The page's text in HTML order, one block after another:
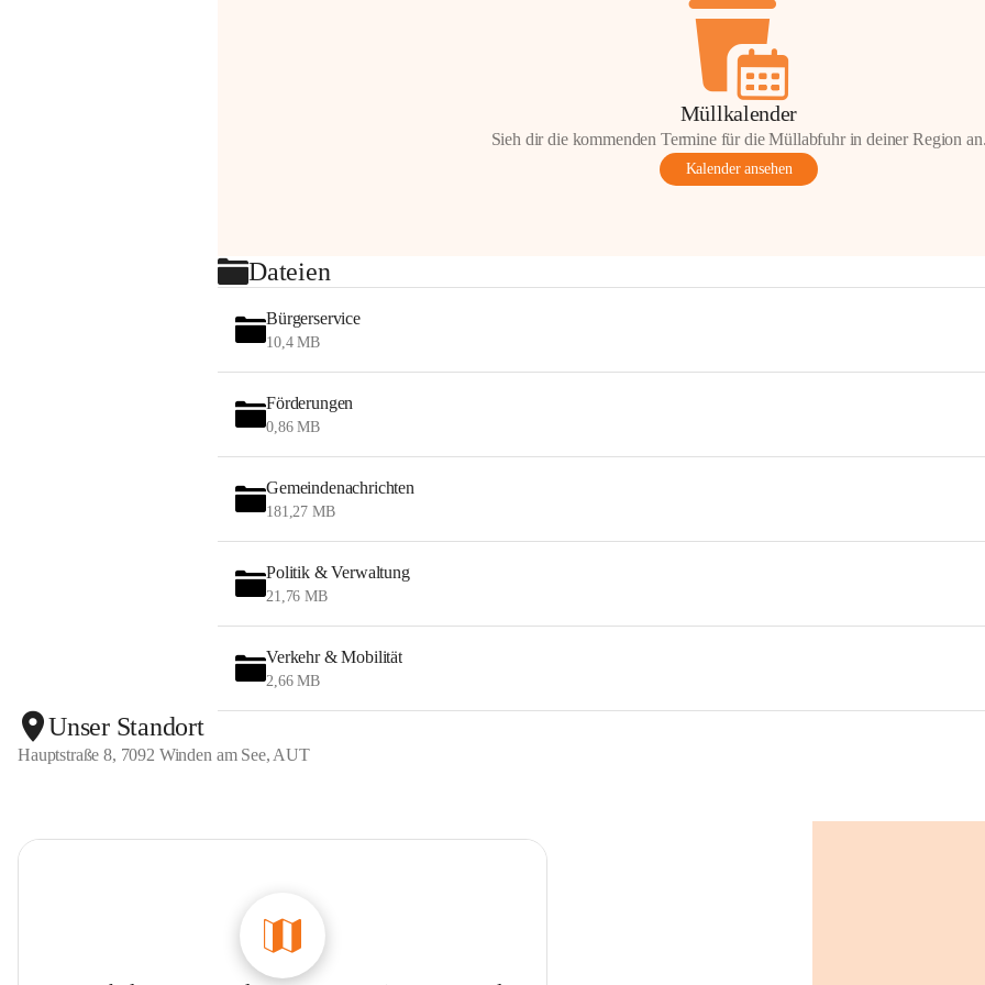
Müllkalender
Sieh dir die kommenden Termine für die Müllabfuhr in deiner Region
Kalender ansehen
Dateien
Bürgerservice
10,4 MB
Förderungen
0,86 MB
Gemeindenachrichten
181,27 MB
Politik & Verwaltung
21,76 MB
Verkehr & Mobilität
2,66 MB
Unser Standort
Hauptstraße 8, 7092 Winden am See, AUT